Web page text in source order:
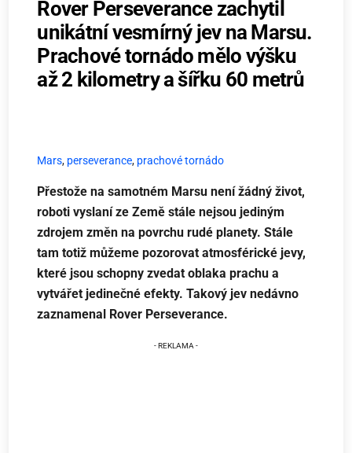
Rover Perseverance zachytil
unikátní vesmírný jev na Marsu.
Prachové tornádo mělo výšku
až 2 kilometry a šířku 60 metrů
Mars, perseverance, prachové tornádo
Přestože na samotném Marsu není žádný život,
roboti vyslaní ze Země stále nejsou jediným
zdrojem změn na povrchu rudé planety. Stále
tam totiž můžeme pozorovat atmosférické jevy,
které jsou schopny zvedat oblaka prachu a
vytvářet jedinečné efekty. Takový jev nedávno
zaznamenal Rover Perseverance.